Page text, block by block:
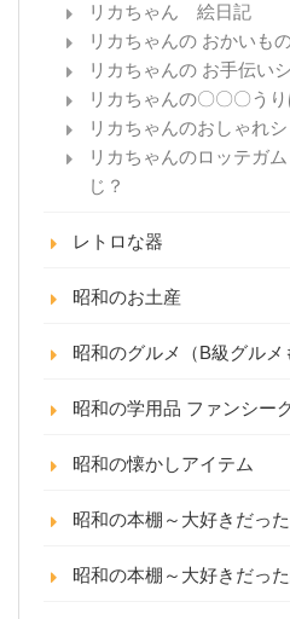
リカちゃん 絵日記
リカちゃんの おかいも
リカちゃんの お手伝い
リカちゃんの〇〇〇う
リカちゃんのおしゃれ
リカちゃんのロッテガ
じ？
レトロな器
昭和のお土産
昭和のグルメ（B級グルメ
昭和の学用品 ファンシー
昭和の懐かしアイテム
昭和の本棚～大好きだっ
昭和の本棚～大好きだった